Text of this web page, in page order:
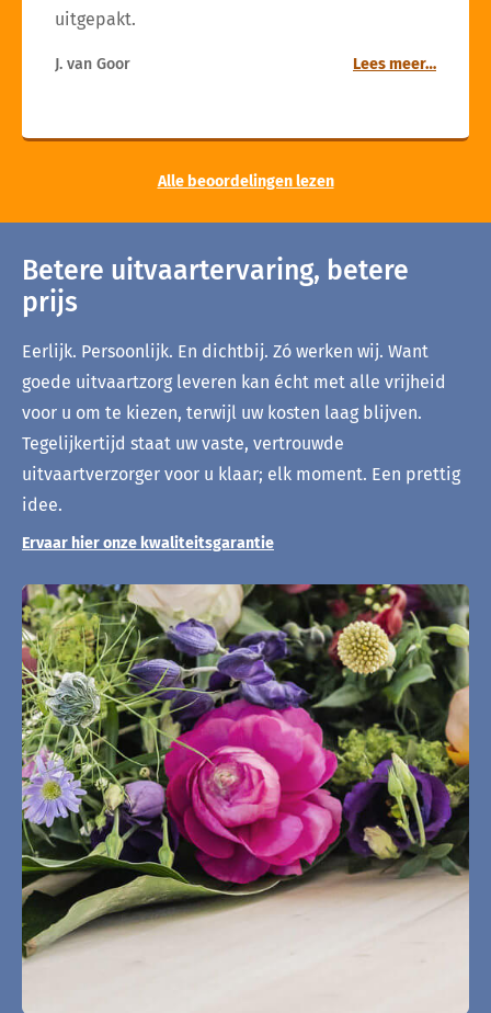
uitgepakt.
J. van Goor Lees meer…
Alle beoordelingen lezen
Betere uitvaartervaring, betere
prijs
Eerlijk. Persoonlijk. En dichtbij. Zó werken wij. Want
goede uitvaartzorg leveren kan écht met alle vrijheid
voor u om te kiezen, terwijl uw kosten laag blijven.
Tegelijkertijd staat uw vaste, vertrouwde
uitvaartverzorger voor u klaar; elk moment. Een prettig
idee.
Ervaar hier onze kwaliteitsgarantie